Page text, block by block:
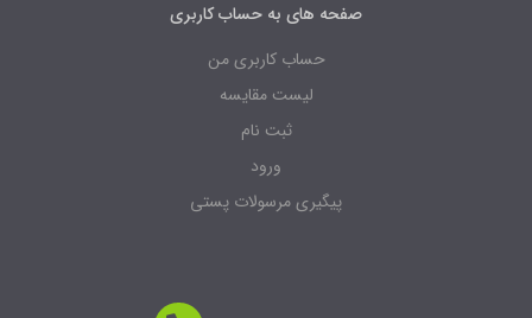
صفحه های به حساب کاربری
حساب کاربری من
لیست مقایسه
ثبت نام
ورود
پیگیری مرسولات پستی